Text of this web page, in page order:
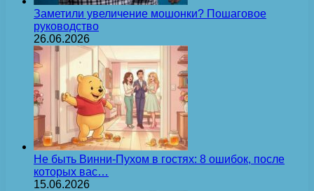
Заметили увеличение мошонки? Пошаговое
руководство
26.06.2026
Не быть Винни-Пухом в гостях: 8 ошибок, после
которых вас…
15.06.2026